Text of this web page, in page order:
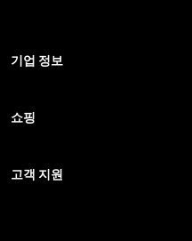
기업 정보
쇼핑
고객 지원